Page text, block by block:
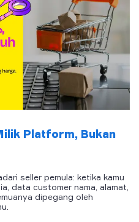
Platform, Bukan
seller pemula: ketika kamu
data customer nama, alamat,
dipegang oleh